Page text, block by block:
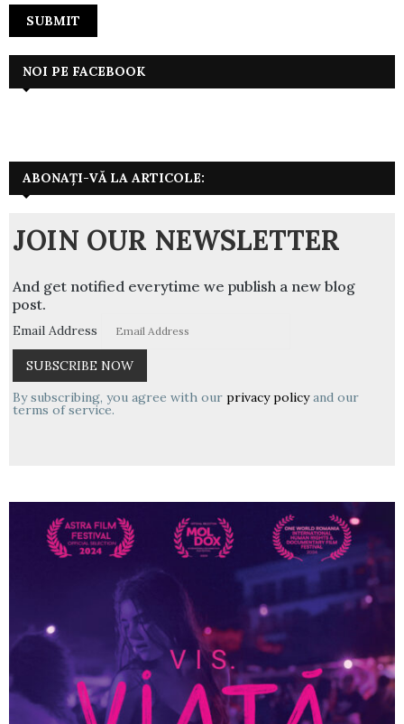
NOI PE FACEBOOK
ABONAȚI-VĂ LA ARTICOLE:
JOIN OUR NEWSLETTER
And get notified everytime we publish a new blog
post.
Email Address
By subscribing, you agree with our privacy policyand our
terms of service.